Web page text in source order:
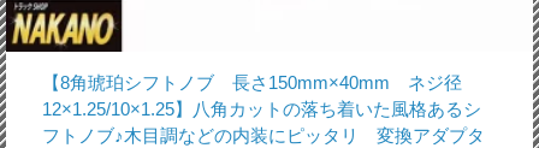
【8角琥珀シフトノブ 長さ150mm×40mm ネジ径
12×1.25/10×1.25】八角カットの落ち着いた風格あるシ
フトノブ♪木目調などの内装にピッタリ 変換アダプタ